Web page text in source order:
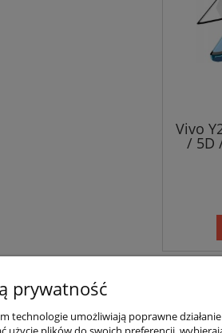
Vivo
/ 5D
prywatność
technologie umożliwiają poprawne